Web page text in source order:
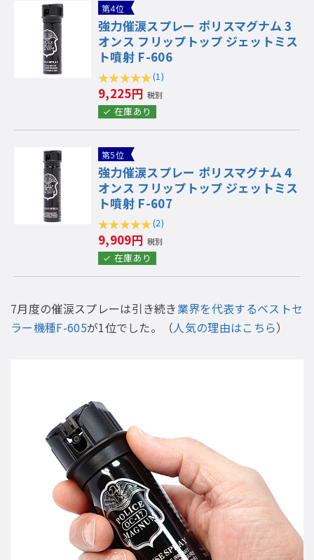
第4位
強力催涙スプレー ポリスマグナム 3
オンス フリップトップ ジェットミス
ト噴射 F-606
(1)
9,225円 税別
在庫あり
第5位
強力催涙スプレー ポリスマグナム 4
オンス フリップトップ ジェットミス
ト噴射 F-607
(2)
9,909円 税別
在庫あり
7月度の催涙スプレーは引き続き業界を代表するベストセ
ラー機種F-605が1位でした。（人気の理由はこちら）